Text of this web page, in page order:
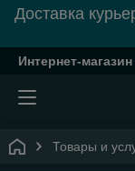
Доставка
Интернет-
Товары и